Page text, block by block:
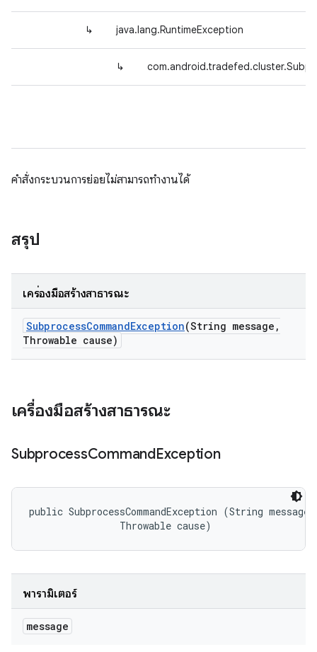
↳ java.lang.RuntimeException
↳
คำสั่งกระบวนการย่อยไม่สามารถทำงานได้
สรุป
เครื่องมือสร้างสาธารณะ
SubprocessCommandException(String message ,
Throwable cause)
เครื่องมือสร้างสาธารณะ
SubprocessCommandException
public SubprocessCommandException (String
                Throwable cause)
พารามิเตอร์
message